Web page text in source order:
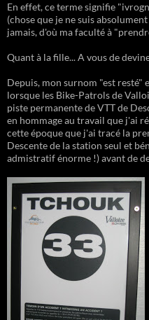
En effet, ce terme signifie
(chose que je ne suis
jamais, d'où ma faculté à
Quant à la fille... A vous de
Depuis, mon surnom "est resté"
lorsque les Bike-Patrols de
piste permanente de VTT de
en hommage au travail que j'ai
cette époque que j'ai tracé la
Descente de la station seul et
admistratif énorme !) avant de